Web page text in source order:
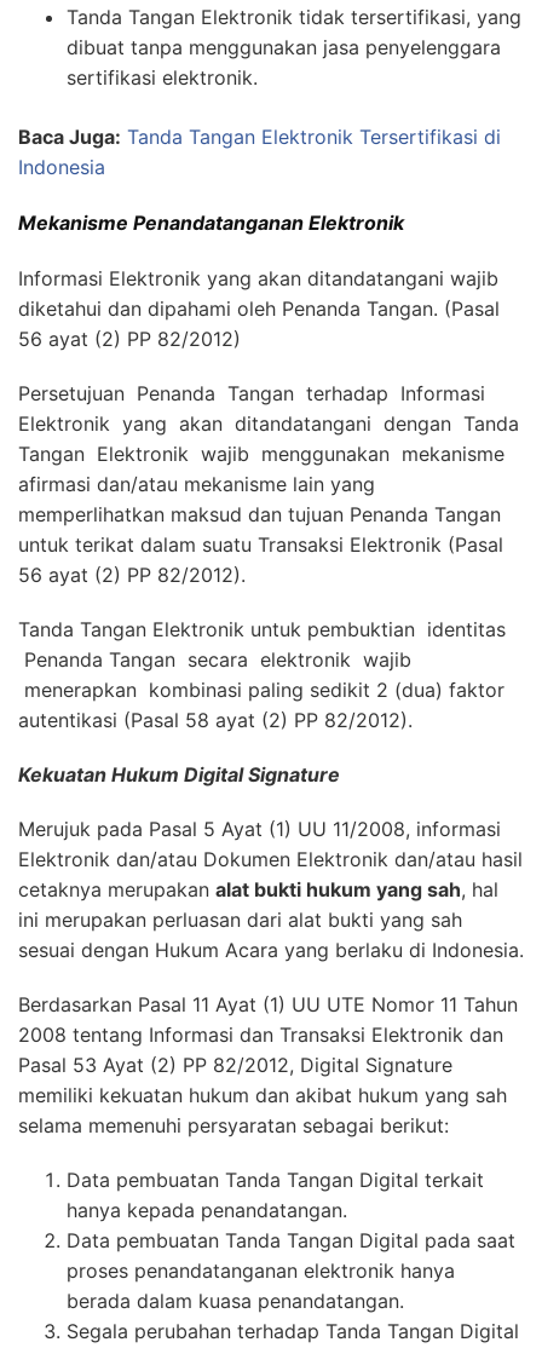
Tanda Tangan Elektronik tidak tersertifikasi, yang
dibuat tanpa menggunakan jasa penyelenggara
sertifikasi elektronik.
Baca Juga: Tanda Tangan Elektronik Tersertifikasi di
Indonesia
Mekanisme Penandatanganan Elektronik
Informasi Elektronik yang akan ditandatangani wajib
diketahui dan dipahami oleh Penanda Tangan. (Pasal
56 ayat (2) PP 82/2012)
Persetujuan Penanda Tangan terhadap Informasi
Elektronik yang akan ditandatangani dengan Tanda
Tangan Elektronik wajib menggunakan mekanisme
afirmasi dan/atau mekanisme lain yang
memperlihatkan maksud dan tujuan Penanda Tangan
untuk terikat dalam suatu Transaksi Elektronik (Pasal
56 ayat (2) PP 82/2012).
Tanda Tangan Elektronik untuk pembuktian identitas
Penanda Tangan secara elektronik wajib
menerapkan kombinasi paling sedikit 2 (dua) faktor
autentikasi (Pasal 58 ayat (2) PP 82/2012).
Kekuatan Hukum Digital Signature
Merujuk pada Pasal 5 Ayat (1) UU 11/2008, informasi
Elektronik dan/atau Dokumen Elektronik dan/atau hasil
cetaknya merupakan alat bukti hukum yang sah, hal
ini merupakan perluasan dari alat bukti yang sah
sesuai dengan Hukum Acara yang berlaku di Indonesia.
Berdasarkan Pasal 11 Ayat (1) UU UTE Nomor 11 Tahun
2008 tentang Informasi dan Transaksi Elektronik dan
Pasal 53 Ayat (2) PP 82/2012, Digital Signature
memiliki kekuatan hukum dan akibat hukum yang sah
selama memenuhi persyaratan sebagai berikut:
Data pembuatan Tanda Tangan Digital terkait
hanya kepada penandatangan.
Data pembuatan Tanda Tangan Digital pada saat
proses penandatanganan elektronik hanya
berada dalam kuasa penandatangan.
Segala perubahan terhadap Tanda Tangan Digital